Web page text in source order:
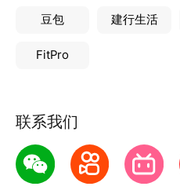
豆包 建行生活
FitPro
联系我们